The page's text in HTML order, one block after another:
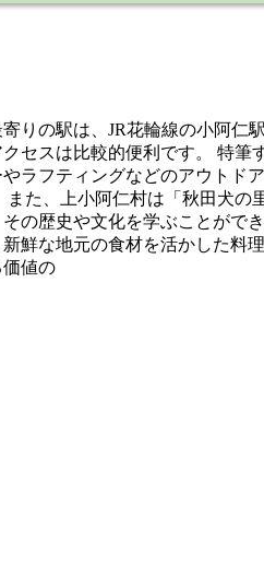
りの駅は、JR花輪線の小阿仁
セスは比較的便利です。 特筆
ラフティングなどのアウトド
た、上小阿仁村は「秋田犬の
の歴史や文化を学ぶことがで
鮮な地元の食材を活かした料
値の